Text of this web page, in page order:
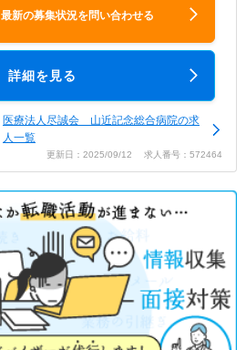
最新の募集状況を問い合わせる
詳細を見る
医療法人尽誠会 山近記念総合病院の求
人一覧
更新日：2025/09/12 求人番号：572464